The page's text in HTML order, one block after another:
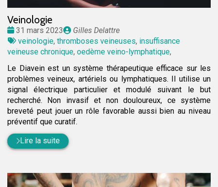
Veinologie
Date
:
31 mars 2023
Publié
par
Gilles Delattre
Tags
:
veinologie, thromboses veineuses, insuffisance
veineuse chronique, oedème veino-lymphatique,
Le Diavein est un système thérapeutique efficace sur les
problèmes veineux, artériels ou lymphatiques. Il utilise un
signal électrique particulier et modulé suivant le but
recherché. Non invasif et non douloureux, ce système
breveté peut jouer un rôle favorable aussi bien au niveau
préventif que curatif.
Lire la suite